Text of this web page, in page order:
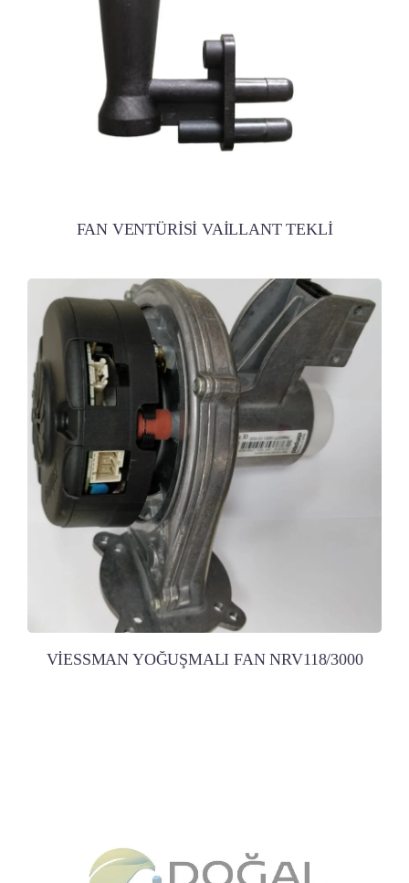
FAN VENTÜRİSİ VAİLLANT TEKLİ
VİESSMAN YOĞUŞMALI FAN NRV118/3000